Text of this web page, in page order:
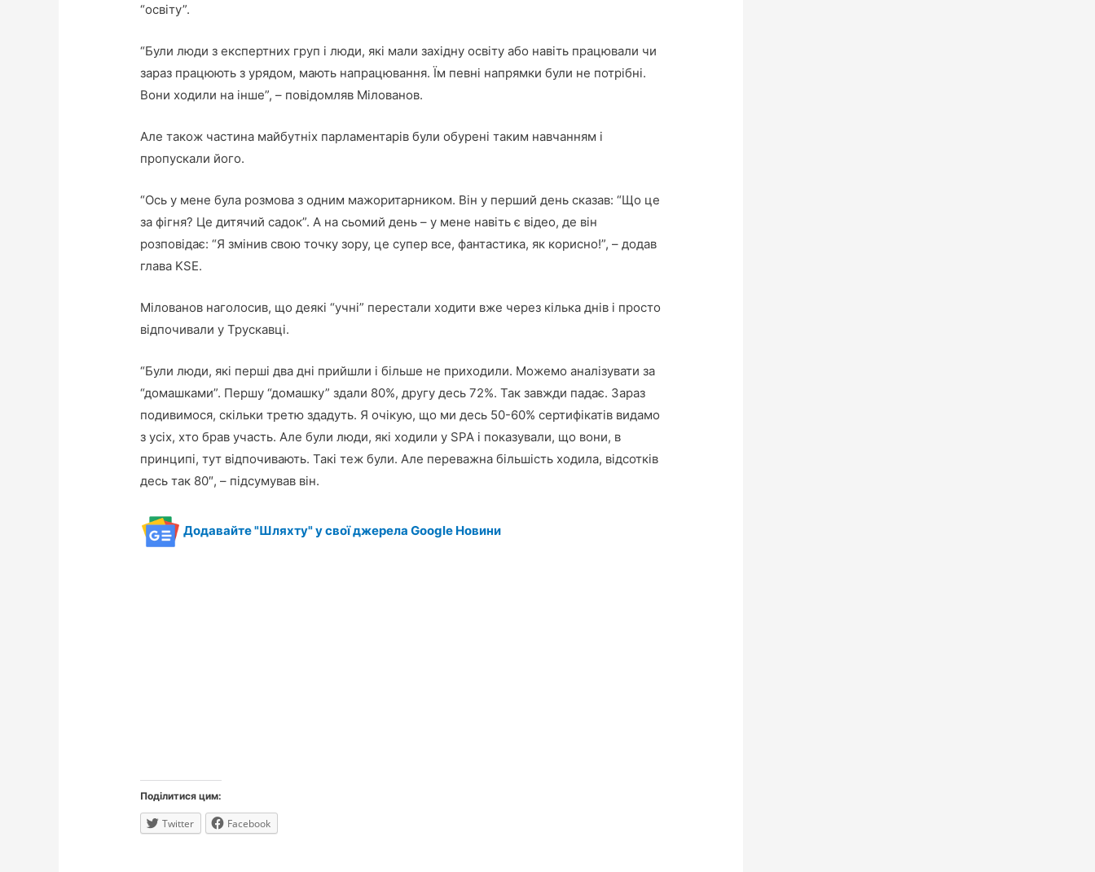
“освіту”.
“Були люди з експертних груп і люди, які мали західну освіту або навіть працювали чи
зараз працюють з урядом, мають напрацювання. Їм певні напрямки були не потрібні.
Вони ходили на інше”, – повідомляв Мілованов.
Але також частина майбутніх парламентарів були обурені таким навчанням і
пропускали його.
“Ось у мене була розмова з одним мажоритарником. Він у перший день сказав: “Що це
за фігня? Це дитячий садок”. А на сьомий день – у мене навіть є відео, де він
розповідає: “Я змінив свою точку зору, це супер все, фантастика, як корисно!”, – додав
глава KSE.
Мілованов наголосив, що деякі “учні” перестали ходити вже через кілька днів і просто
відпочивали у Трускавці.
“Були люди, які перші два дні прийшли і більше не приходили. Можемо аналізувати за
“домашками”. Першу “домашку” здали 80%, другу десь 72%. Так завжди падає. Зараз
подивимося, скільки третю здадуть. Я очікую, що ми десь 50-60% сертифікатів видамо
з усіх, хто брав участь. Але були люди, які ходили у SPA і показували, що вони, в
принципі, тут відпочивають. Такі теж були. Але переважна більшість ходила, відсотків
десь так 80″, – підсумував він.
Додавайте "Шляхту" у свої джерела Google Новини
Поділитися цим:
Twitter Facebook